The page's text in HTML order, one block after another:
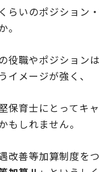
らいのポジション
。
役職やポジション
イメージが強く、
保育士にとってキ
もしれません。
改善等加算制度を